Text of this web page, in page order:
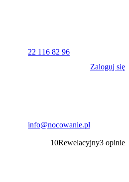
22 116 82 96
info@nocowanie.pl
Zaloguj się
10Rewelacyjny3 opinie